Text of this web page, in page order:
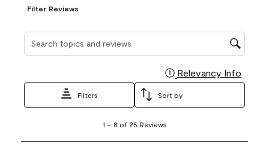
Filter Reviews
Relevancy Info
Filters Sort by
8
1 – 8 of 25 Reviews